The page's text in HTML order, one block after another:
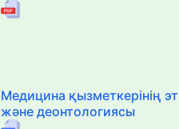
Медицина қызметкерінің
және деонтологиясы